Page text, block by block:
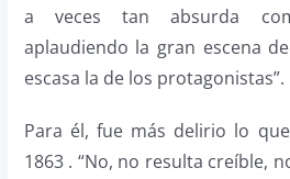
a veces tan absurda
aplaudiendo la gran escena
escasa la de los protagonistas”.
Para él, fue más delirio lo
1863 . “No, no resulta creíble,